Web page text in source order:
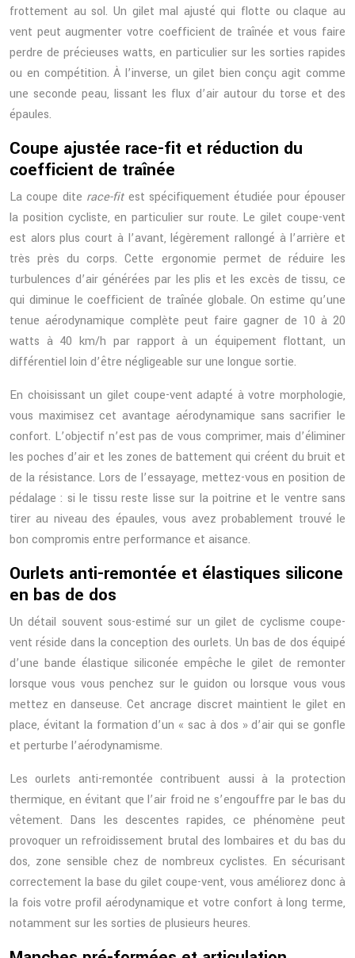
frottement au sol. Un gilet mal ajusté qui flotte ou claque au
vent peut augmenter votre coefficient de traînée et vous faire
perdre de précieuses watts, en particulier sur les sorties rapides
ou en compétition. À l’inverse, un gilet bien conçu agit comme
une seconde peau, lissant les flux d’air autour du torse et des
épaules.
Coupe ajustée race-fit et réduction du
coefficient de traînée
La coupe dite race-fitest spécifiquement étudiée pour épouser
la position cycliste, en particulier sur route. Le gilet coupe-vent
est alors plus court à l’avant, légèrement rallongé à l’arrière et
très près du corps. Cette ergonomie permet de réduire les
turbulences d’air générées par les plis et les excès de tissu, ce
qui diminue le coefficient de traînée globale. On estime qu’une
tenue aérodynamique complète peut faire gagner de 10 à 20
watts à 40 km/h par rapport à un équipement flottant, un
différentiel loin d’être négligeable sur une longue sortie.
En choisissant un gilet coupe-vent adapté à votre morphologie,
vous maximisez cet avantage aérodynamique sans sacrifier le
confort. L’objectif n’est pas de vous comprimer, mais d’éliminer
les poches d’air et les zones de battement qui créent du bruit et
de la résistance. Lors de l’essayage, mettez-vous en position de
pédalage : si le tissu reste lisse sur la poitrine et le ventre sans
tirer au niveau des épaules, vous avez probablement trouvé le
bon compromis entre performance et aisance.
Ourlets anti-remontée et élastiques silicone
en bas de dos
Un détail souvent sous-estimé sur un gilet de cyclisme coupe-
vent réside dans la conception des ourlets. Un bas de dos équipé
d’une bande élastique siliconée empêche le gilet de remonter
lorsque vous vous penchez sur le guidon ou lorsque vous vous
mettez en danseuse. Cet ancrage discret maintient le gilet en
place, évitant la formation d’un « sac à dos » d’air qui se gonfle
et perturbe l’aérodynamisme.
Les ourlets anti-remontée contribuent aussi à la protection
thermique, en évitant que l’air froid ne s’engouffre par le bas du
vêtement. Dans les descentes rapides, ce phénomène peut
provoquer un refroidissement brutal des lombaires et du bas du
dos, zone sensible chez de nombreux cyclistes. En sécurisant
correctement la base du gilet coupe-vent, vous améliorez donc à
la fois votre profil aérodynamique et votre confort à long terme,
notamment sur les sorties de plusieurs heures.